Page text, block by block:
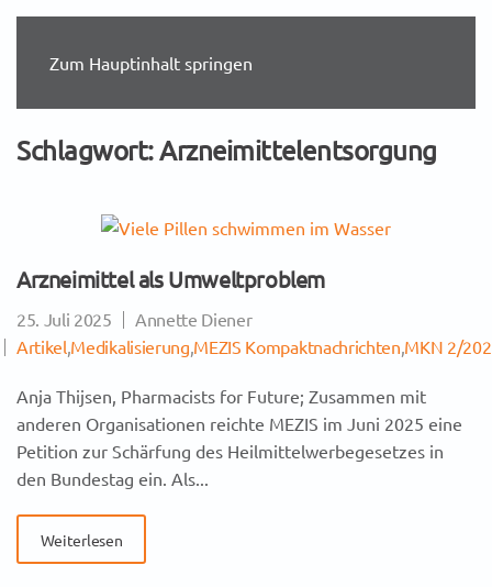
Zum Hauptinhalt springen
Schlagwort:Arzneimittelentsorgung
Arzneimittel als Umweltproblem
25. Juli 2025
Annette Diener
Artikel,Medikalisierung,MEZIS Kompaktnachrichten,MKN 2/
Anja Thijsen, Pharmacists for Future; Zusammen mit
anderen Organisationen reichte MEZIS im Juni 2025 eine
Petition zur Schärfung des Heilmittelwerbegesetzes in
den Bundestag ein. Als...
Weiterlesen